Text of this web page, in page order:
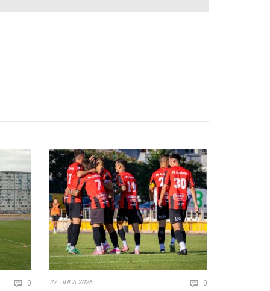
 0 Comments
27. JULA 2026.  0